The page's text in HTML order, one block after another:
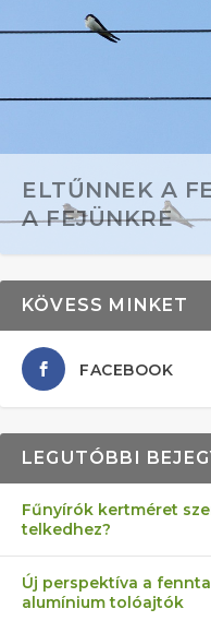
ELTŰNNEK A
A FEJÜNKRE
AZ ÖNELLÁTÁS
KEZDŐKNEK
6 LEGJOBB
ELLEN
FÉLREÉRTETT
TÉRKŐ ÉS
AKI
AZ EGY KÖ…
MÁRPEDIG A
KÖVESS MINKET
FACEBOOK
LEGUTÓBBI
Fűnyírók kertméret
telkedhez?
Új perspektíva a
alumínium tolóajtók